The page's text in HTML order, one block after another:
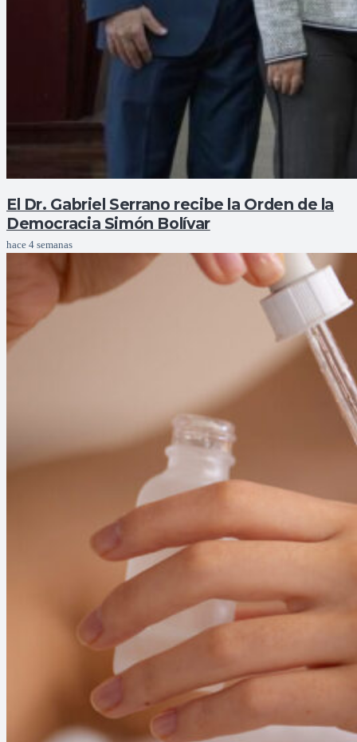
El Dr. Gabriel Serrano recibe la Orden de la
Democracia Simón Bolívar
hace 4 semanas